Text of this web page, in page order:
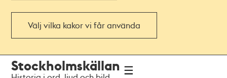
Välj vilka kakor vi får använda
navigationen
huvudinnehållet
Stockholmskällan